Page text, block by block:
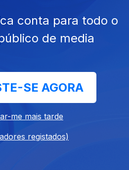
Encantador (RTP Play),
Damas, de Cláudia
conta para todo o
de media
SE AGORA
me mais tarde
registados)